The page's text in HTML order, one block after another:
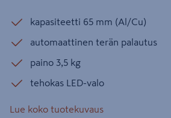
kapasiteetti 65 mm (Al/Cu)
automaattinen terän palautus
paino 3,5 kg
tehokas LED-valo
Lue koko tuotekuvaus